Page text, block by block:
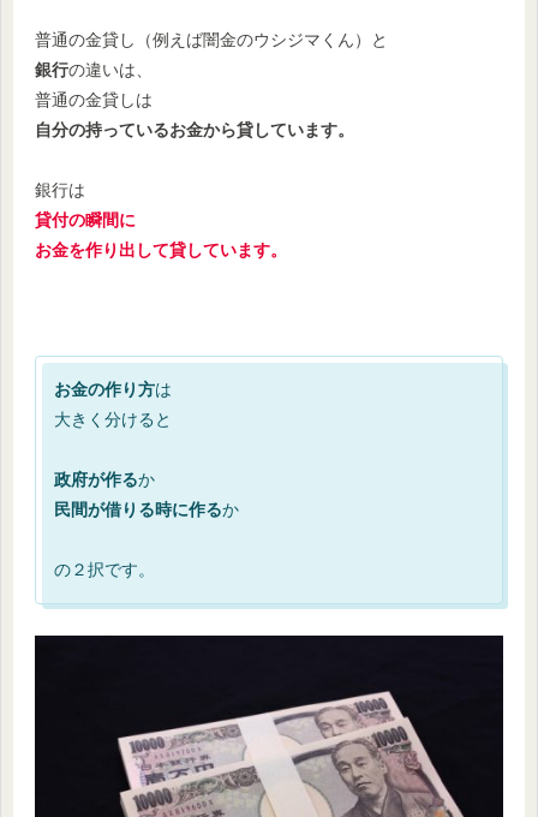
普通の金貸し（例えば闇金のウシジマくん）と
銀行の違いは、
普通の金貸しは
自分の持っているお金から貸しています。
銀行は
貸付の瞬間に
お金を作り出して貸しています。
お金の作り方は
大きく分けると
政府が作るか
民間が借りる時に作るか
の２択です。